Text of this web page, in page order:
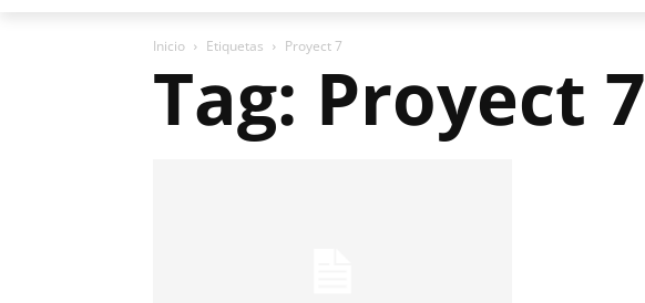
Inicio Etiquetas Proyect 7
Tag: Proyect 7